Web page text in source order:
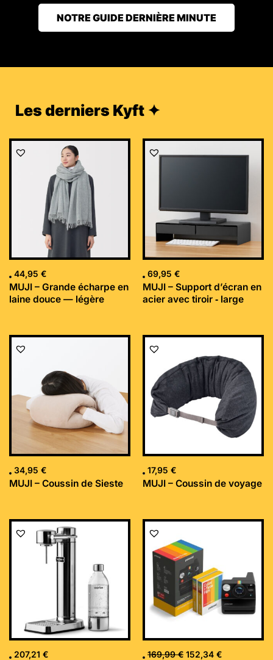
NOTRE GUIDE DERNIÈRE MINUTE
Les derniers Kyft ✦
44,95 €
MUJI – Grande écharpe en
laine douce — légère
69,95 €
MUJI – Support d’écran en
acier avec tiroir ‐ large
34,95 €
MUJI – Coussin de Sieste
17,95 €
MUJI – Coussin de voyage
207,21 € 169,99€
Le
initial
était :
169,99 €.
152,34 €
Le